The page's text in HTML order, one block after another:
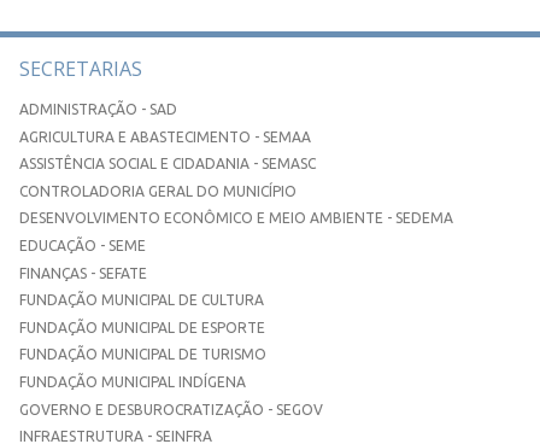
SECRETARIAS
ADMINISTRAÇÃO - SAD
AGRICULTURA E ABASTECIMENTO - SEMAA
ASSISTÊNCIA SOCIAL E CIDADANIA - SEMASC
CONTROLADORIA GERAL DO MUNICÍPIO
DESENVOLVIMENTO ECONÔMICO E MEIO AMBIENTE - SEDEMA
EDUCAÇÃO - SEME
FINANÇAS - SEFATE
FUNDAÇÃO MUNICIPAL DE CULTURA
FUNDAÇÃO MUNICIPAL DE ESPORTE
FUNDAÇÃO MUNICIPAL DE TURISMO
FUNDAÇÃO MUNICIPAL INDÍGENA
GOVERNO E DESBUROCRATIZAÇÃO - SEGOV
INFRAESTRUTURA - SEINFRA